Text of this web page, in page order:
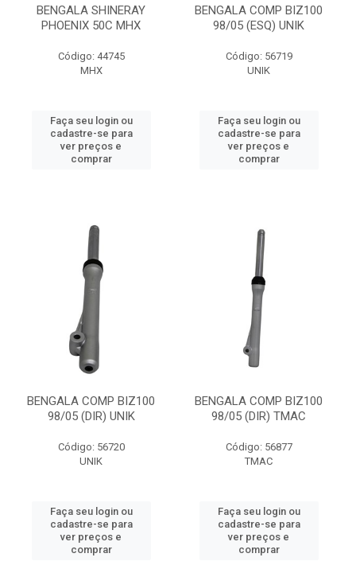
BENGALA SHINERAY
PHOENIX 50C MHX
Código: 44745
MHX
Faça seu login ou
cadastre-se para
ver preços e
comprar
BENGALA COMP BIZ100
98/05 (ESQ) UNIK
Código: 56719
UNIK
Faça seu login ou
cadastre-se para
ver preços e
comprar
BENGALA COMP BIZ100
98/05 (DIR) UNIK
Código: 56720
UNIK
Faça seu login ou
cadastre-se para
ver preços e
comprar
BENGALA COMP BIZ100
98/05 (DIR) TMAC
Código: 56877
TMAC
Faça seu login ou
cadastre-se para
ver preços e
comprar